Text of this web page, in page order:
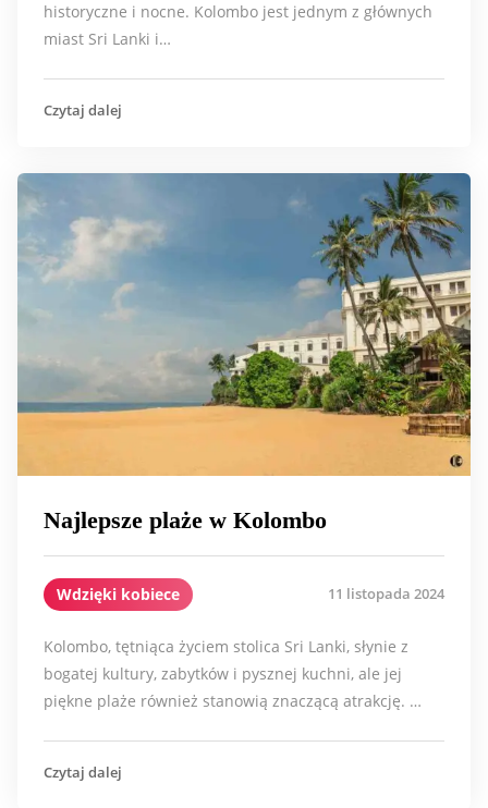
historyczne i nocne. Kolombo jest jednym z głównych
miast Sri Lanki i…
Czytaj dalej
Najlepsze plaże w Kolombo
Wdzięki kobiece 11 listopada 2024
Kolombo, tętniąca życiem stolica Sri Lanki, słynie z
bogatej kultury, zabytków i pysznej kuchni, ale jej
piękne plaże również stanowią znaczącą atrakcję. …
Czytaj dalej